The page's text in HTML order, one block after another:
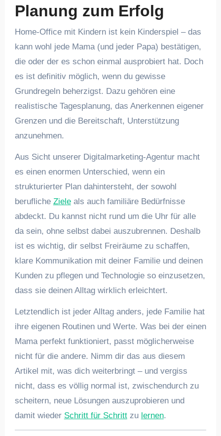
Planung zum Erfolg
Home-Office mit Kindern ist kein Kinderspiel – das
kann wohl jede Mama (und jeder Papa) bestätigen,
die oder der es schon einmal ausprobiert hat. Doch
es ist definitiv möglich, wenn du gewisse
Grundregeln beherzigst. Dazu gehören eine
realistische Tagesplanung, das Anerkennen eigener
Grenzen und die Bereitschaft, Unterstützung
anzunehmen.
Aus Sicht unserer Digitalmarketing-Agentur macht
es einen enormen Unterschied, wenn ein
strukturierter Plan dahintersteht, der sowohl
berufliche Zieleals auch familiäre Bedürfnisse
abdeckt. Du kannst nicht rund um die Uhr für alle
da sein, ohne selbst dabei auszubrennen. Deshalb
ist es wichtig, dir selbst Freiräume zu schaffen,
klare Kommunikation mit deiner Familie und deinen
Kunden zu pflegen und Technologie so einzusetzen,
dass sie deinen Alltag wirklich erleichtert.
Letztendlich ist jeder Alltag anders, jede Familie hat
ihre eigenen Routinen und Werte. Was bei der einen
Mama perfekt funktioniert, passt möglicherweise
nicht für die andere. Nimm dir das aus diesem
Artikel mit, was dich weiterbringt – und vergiss
nicht, dass es völlig normal ist, zwischendurch zu
scheitern, neue Lösungen auszuprobieren und
damit wieder Schritt für Schrittzu lernen.